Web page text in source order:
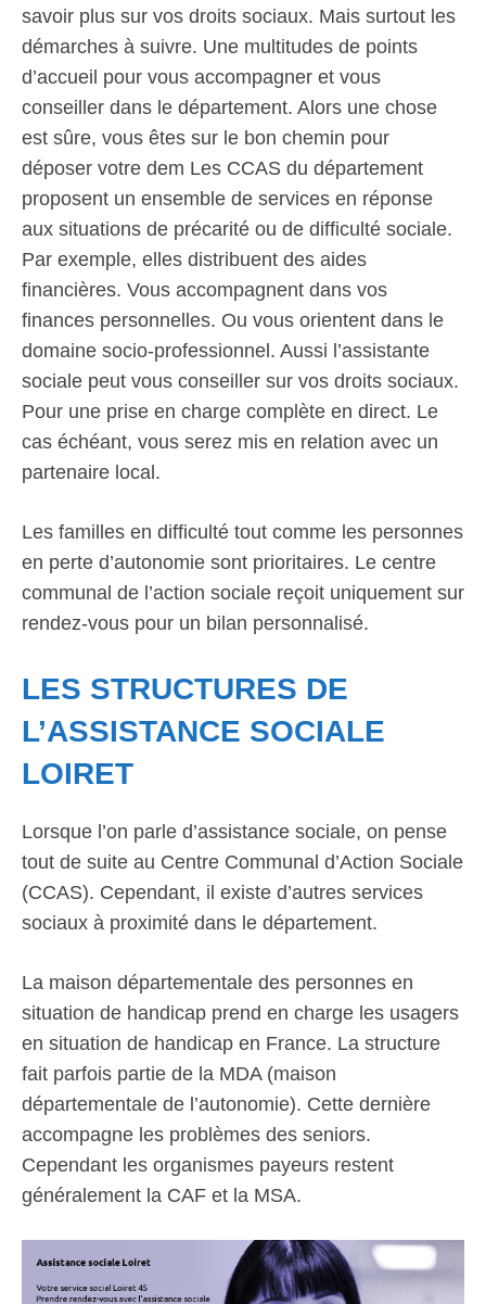
savoir plus sur vos droits sociaux. Mais surtout les
démarches à suivre. Une multitudes de points
d’accueil pour vous accompagner et vous
conseiller dans le département. Alors une chose
est sûre, vous êtes sur le bon chemin pour
déposer votre dem Les CCAS du département
proposent un ensemble de services en réponse
aux situations de précarité ou de difficulté sociale.
Par exemple, elles distribuent des aides
financières. Vous accompagnent dans vos
finances personnelles. Ou vous orientent dans le
domaine socio-professionnel. Aussi l’assistante
sociale peut vous conseiller sur vos droits sociaux.
Pour une prise en charge complète en direct. Le
cas échéant, vous serez mis en relation avec un
partenaire local.
Les familles en difficulté tout comme les personnes
en perte d’autonomie sont prioritaires. Le centre
communal de l’action sociale reçoit uniquement sur
rendez-vous pour un bilan personnalisé.
LES STRUCTURES DE
L’ASSISTANCE SOCIALE
LOIRET
Lorsque l’on parle d’assistance sociale, on pense
tout de suite au Centre Communal d’Action Sociale
(CCAS). Cependant, il existe d’autres services
sociaux à proximité dans le département.
La maison départementale des personnes en
situation de handicap prend en charge les usagers
en situation de handicap en France. La structure
fait parfois partie de la MDA (maison
départementale de l’autonomie). Cette dernière
accompagne les problèmes des seniors.
Cependant les organismes payeurs restent
généralement la CAF et la MSA.